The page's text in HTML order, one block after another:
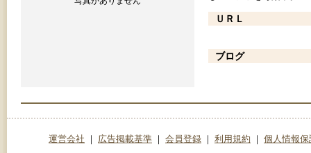
ＵＲＬ
ブログ
運営会社 広告掲載基準 会員登録 利用規約 個人情報保